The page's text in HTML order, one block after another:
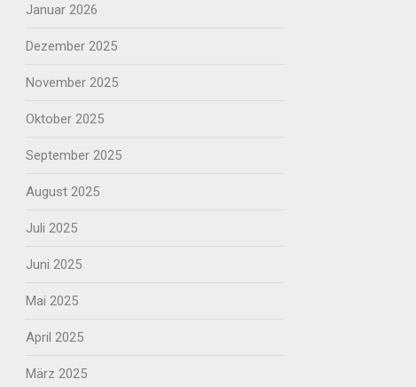
Januar 2026
Dezember 2025
November 2025
Oktober 2025
September 2025
August 2025
Juli 2025
Juni 2025
Mai 2025
April 2025
März 2025